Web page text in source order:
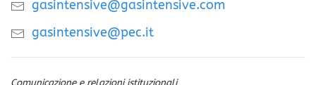
gasintensive@gasintensive.com
gasintensive@pec.it
Comunicazione e relazioni istituzionali